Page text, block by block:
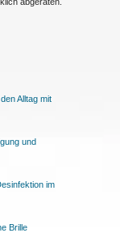
Alltag mit
und
im
Brille